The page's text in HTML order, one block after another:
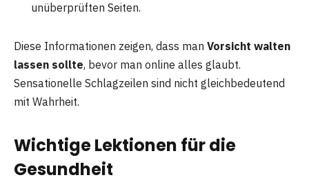
unüberprüften Seiten.
Diese Informationen zeigen, dass man Vorsicht walten
lassen sollte, bevor man online alles glaubt.
Sensationelle Schlagzeilen sind nicht gleichbedeutend
mit Wahrheit.
Wichtige Lektionen für die
Gesundheit